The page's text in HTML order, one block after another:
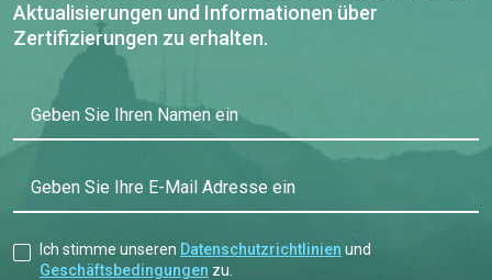
Aktualisierungen und Informationen über
Zertifizierungen zu erhalten.
Geben Sie Ihren Namen ein
Geben Sie Ihre E-Mail Adresse ein
Ich stimme unseren Datenschutzrichtlinien und
Geschäftsbedingungen zu.